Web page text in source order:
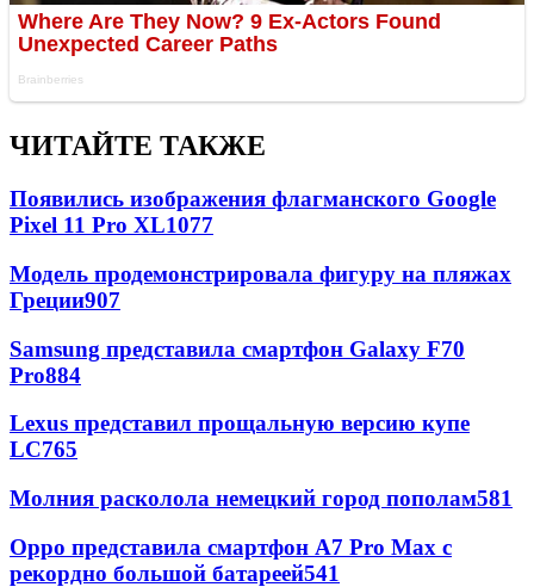
ЧИТАЙТЕ ТАКЖЕ
Появились изображения флагманского Google
Pixel 11 Pro XL1077
Модель продемонстрировала фигуру на пляжах
Греции907
Samsung представила смартфон Galaxy F70
Pro884
Lexus представил прощальную версию купе
LC765
Молния расколола немецкий город пополам581
Oppo представила смартфон A7 Pro Max с
рекордно большой батареей541